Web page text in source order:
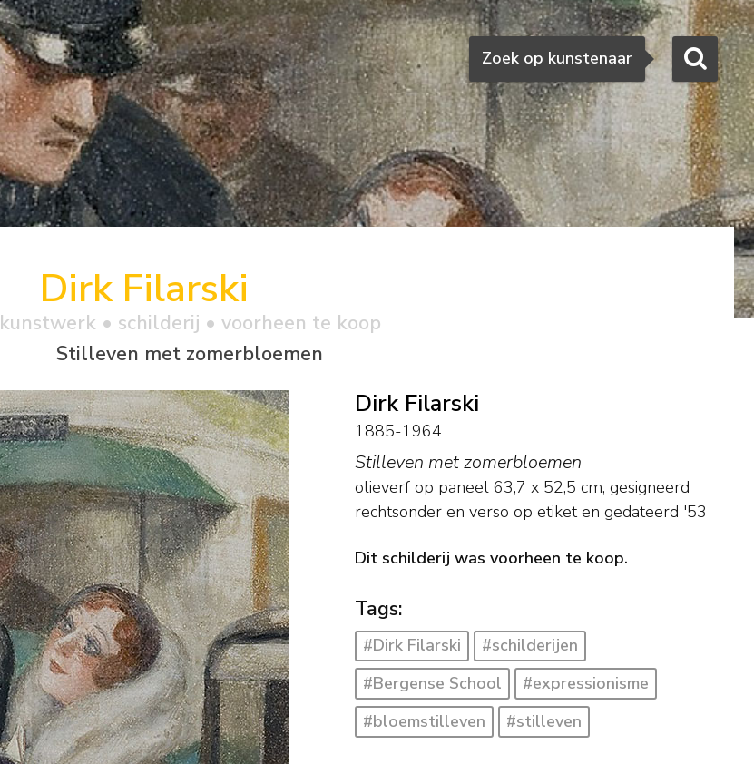
Zoeken
Zoek op kunstenaar
Dirk Filarski
kunstwerk • schilderij • voorheen te koop
Stilleven met zomerbloemen
Dirk Filarski
1885-1964
Stilleven met zomerbloemen
olieverf op paneel 63,7 x 52,5 cm, gesigneerd
rechtsonder en verso op etiket en gedateerd '53
Dit schilderij was voorheen te koop.
Tags:
#Dirk Filarski
#schilderijen
#Bergense School
#expressionisme
#bloemstilleven
#stilleven